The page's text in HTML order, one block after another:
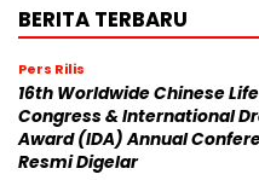
BERITA TERBARU
Pers Rilis
16th Worldwide Chinese
Congress & International
Award (IDA) Annual
Resmi Digelar